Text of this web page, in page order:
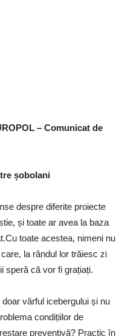
– Comunicat de
șobolani
despre diferite proiecte
și toate ar avea la baza
toate acestea, nimeni nu
la rândul lor trăiesc zi
speră că vor fi grațiați.
vârful icebergului și nu
condițiilor de
preventivă? Practic în